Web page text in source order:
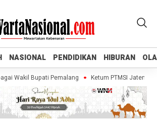
NASIONAL PENDIDIKAN HIBURAN
NASIONAL PENDIDIKAN HIBURAN
Wakil Bupati Pemalang Ketum PTMSI Jateng